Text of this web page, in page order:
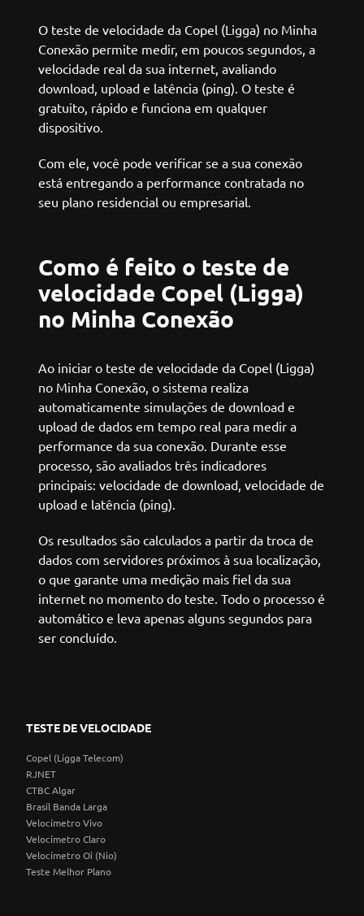
O teste de velocidade da Copel (Ligga) no Minha
Conexão permite medir, em poucos segundos, a
velocidade real da sua internet, avaliando
download, upload e latência (ping). O teste é
gratuito, rápido e funciona em qualquer
dispositivo.
Com ele, você pode verificar se a sua conexão
está entregando a performance contratada no
seu plano residencial ou empresarial.
Como é feito o teste de
velocidade Copel (Ligga)
no Minha Conexão
Ao iniciar o teste de velocidade da Copel (Ligga)
no Minha Conexão, o sistema realiza
automaticamente simulações de download e
upload de dados em tempo real para medir a
performance da sua conexão. Durante esse
processo, são avaliados três indicadores
principais: velocidade de download, velocidade de
upload e latência (ping).
Os resultados são calculados a partir da troca de
dados com servidores próximos à sua localização,
o que garante uma medição mais fiel da sua
internet no momento do teste. Todo o processo é
automático e leva apenas alguns segundos para
ser concluído.
TESTE DE VELOCIDADE
Copel (Ligga Telecom)
RJNET
CTBC Algar
Brasil Banda Larga
Velocímetro Vivo
Velocímetro Claro
Velocímetro Oi (Nio)
Teste Melhor Plano